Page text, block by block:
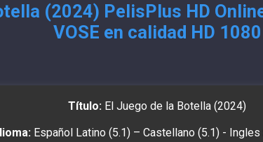
(2024) PelisPlus HD
VOSE en calidad HD 1080
Título: El Juego de la Botella (2024)
Español Latino (5.1) – Castellano (5.1) - Ingles